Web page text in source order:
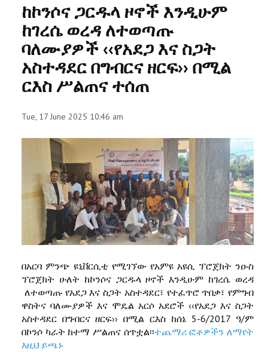
PARTNERSHIP
ከኮንሶና ጋርዱላ ዞኖች እንዲሁም
ከገረሴ ወረዳ ለተወጣጡ
ባለሙያዎች ‹‹የአደጋ እና ስጋት
አስተዳደር በግብርና ዘርፍ›› በሚል
ርእስ ሥልጠና ተሰጠ
Tue, 17 June 2025 10:46 am
በአርባ ምንጭ ዩኒቨርሲቲ የሚገኘው የአምዩ አዩሲ ፕሮጀክት ንዑስ
ፕሮጀክት ሁለት ከኮንሶና ጋርዱላ ዞኖች እንዲሁም ከገረሴ ወረዳ
ለተወጣጡ የአደጋ እና ስጋት አስተዳደር፣ የተፈጥሮ ጥበቃ፣ የምግብ
ዋስትና ባለሙያዎች እና ሞዴል አርሶ አደሮች ‹‹የአደጋ እና ስጋት
አስተዳደር በግብርና ዘርፍ›› በሚል ርእስ ከሰኔ 5-6/2017 ዓ/ም
በኮንሶ ካራት ከተማ ሥልጠና ሰጥቷል፡፡ተጨማሪ ፎቶዎችን ለማየት
እዚህ ይጫኑ